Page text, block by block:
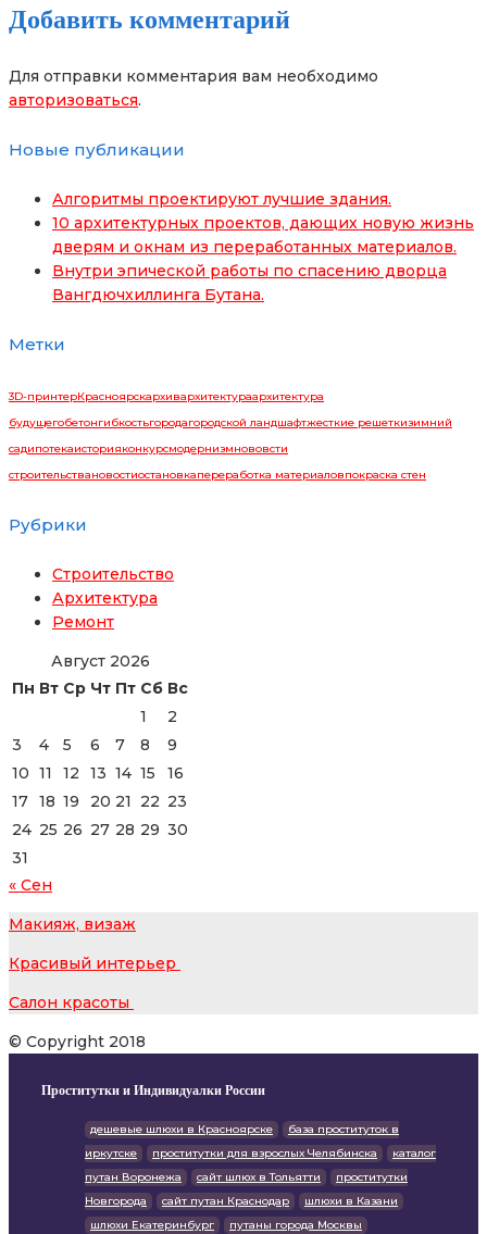
Добавить комментарий
Для отправки комментария вам необходимо
авторизоваться.
Новые публикации
Алгоритмы проектируют лучшие здания.
10 архитектурных проектов, дающих новую жизнь
дверям и окнам из переработанных материалов.
Внутри эпической работы по спасению дворца
Вангдючхиллинга Бутана.
Метки
3D-принтерКрасноярскархивархитектураархитектура
будущегобетонгибкостьгородагородской ландшафтжесткие решеткизимний
садипотекаисторияконкурсмодернизмнововсти
строительствановостиостановкапереработка материаловпокраска стен
Рубрики
Строительство
Архитектура
Ремонт
Август 2026
Пн Вт Ср Чт Пт Сб Вс
1
2
3
4 5 6 7 8
9
10 11 12 13 14 15
16
17 18 19 20 21 22 23
24 25 26 27 28 29 30
31
« Сен
Макияж, визаж
Красивый интерьер
Салон красоты
© Copyright 2018
Проститутки и Индивидуалки России
дешевые шлюхи в Красноярске
база проституток в
иркутске
проститутки для взрослых Челябинска
каталог
путан Воронежа
сайт шлюх в Тольятти
проститутки
Новгорода
сайт путан Краснодар
шлюхи в Казани
шлюхи Екатеринбург
путаны города Москвы